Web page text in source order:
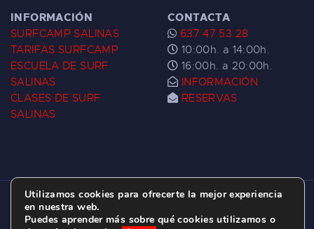
INFORMACIÓN
SURFCAMP SALINAS
TARIFAS SURFCAMP
ESCUELA DE SURF
SALINAS
CLASES DE SURF
SALINAS
CONTACTA
637 47 53 28
10:00h. a 14:00h.
16:00h. a 20:00h.
INFORMACIÓN
RESERVAS
ESCUELA DE SURF LAS DUNAS ©
C/ BERNARDO ÁLVAREZ GALAN 1, SALINAS
Utilizamos cookies para ofrecerte la mejor experiencia
en nuestra web.
Puedes aprender más sobre qué cookies utilizamos o